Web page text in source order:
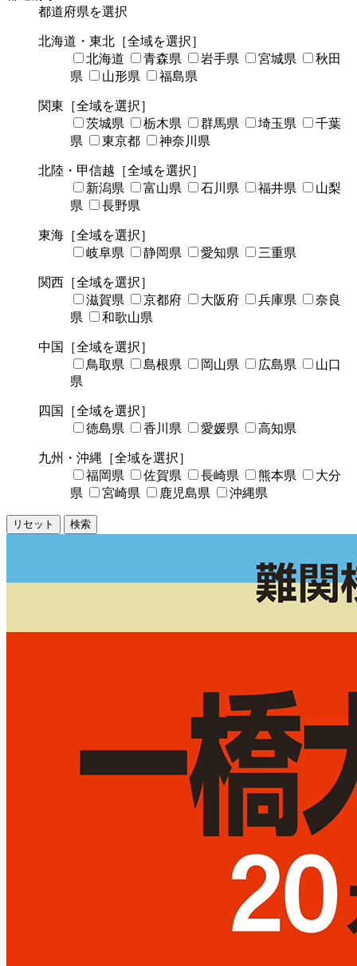
都道府県を選択
北海道・東北 ［全域を選択］
北海道
青森県 岩手県 宮城県
秋田
県
山形県 福島県
関東 ［全域を選択］
茨城県
栃木県 群馬県 埼玉県
千葉
県
東京都 神奈川県
北陸・甲信越 ［全域を選択］
新潟県
富山県 石川県 福井県
山梨
県
長野県
東海 ［全域を選択］
岐阜県
静岡県 愛知県 三重県
関西 ［全域を選択］
滋賀県
京都府 大阪府 兵庫県
奈良
県
和歌山県
中国
［全域を選択］
鳥取県
島根県 岡山県 広島県
山口
県
四国
［全域を選択］
徳島県
香川県 愛媛県 高知県
九州・沖縄 ［全域を選択］
福岡県
佐賀県 長崎県 熊本県
大分
県
宮崎県 鹿児島県 沖縄県
リセット 検索